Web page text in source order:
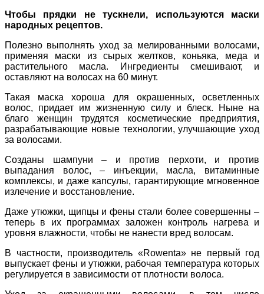
Чтобы прядки не тускнели, используются маски
народных рецептов.
Полезно выполнять уход за мелированными волосами,
применяя маски из сырых желтков, коньяка, меда и
растительного масла. Ингредиенты смешивают, и
оставляют на волосах на 60 минут.
Такая маска хороша для окрашенных, осветленных
волос, придает им жизненную силу и блеск. Ныне на
благо женщин трудятся косметические предприятия,
разрабатывающие новые технологии, улучшающие уход
за волосами.
Созданы шампуни – и против перхоти, и против
выпадания волос, – инъекции, масла, витаминные
комплексы, и даже капсулы, гарантирующие мгновенное
излечение и восстановление.
Даже утюжки, щипцы и фены стали более совершенны –
теперь в их программах заложен контроль нагрева и
уровня влажности, чтобы не нанести вред волосам.
В частности, производитель «Rowenta» не первый год
выпускает фены и утюжки, рабочая температура которых
регулируется в зависимости от плотности волоса.